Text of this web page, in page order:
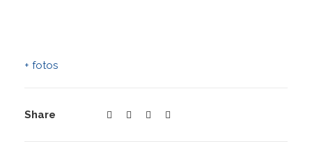
+ fotos
Share